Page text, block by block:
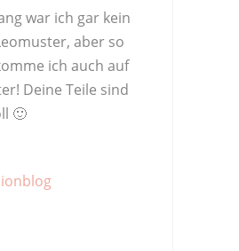
war ich gar kein
aber so
ich auch auf
Deine Teile sind
🙂